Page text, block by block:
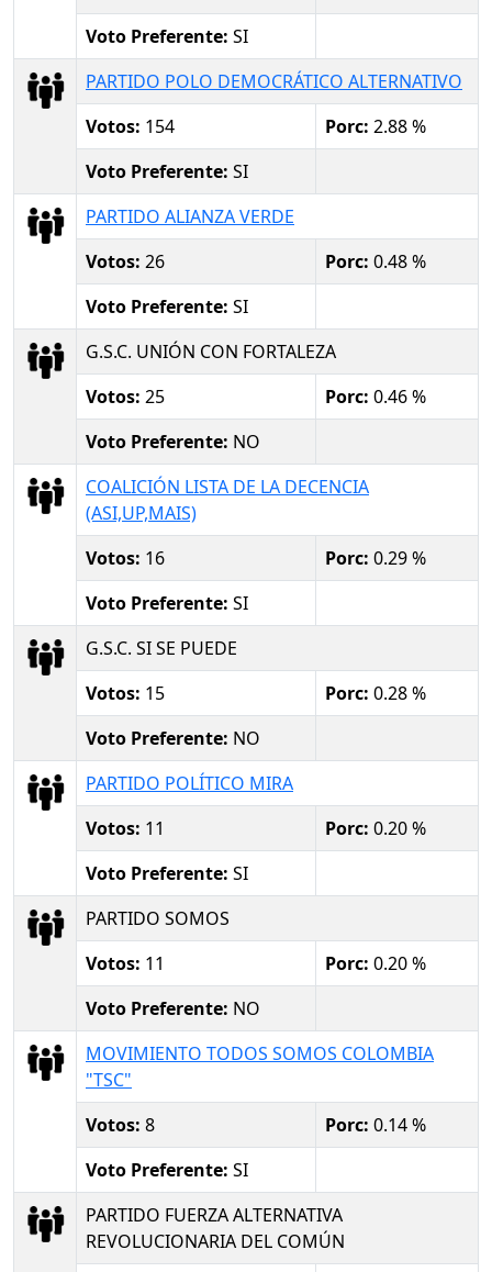
Voto Preferente: SI
PARTIDO POLO DEMOCRÁTICO ALTERNATIVO
Votos: 154 Porc: 2.88 %
Voto Preferente: SI
PARTIDO ALIANZA VERDE
Votos: 26 Porc: 0.48 %
Voto Preferente: SI
G.S.C. UNIÓN CON FORTALEZA
Votos: 25 Porc: 0.46 %
Voto Preferente: NO
COALICIÓN LISTA DE LA DECENCIA
(ASI,UP,MAIS)
Votos: 16 Porc: 0.29 %
Voto Preferente: SI
G.S.C. SI SE PUEDE
Votos: 15 Porc: 0.28 %
Voto Preferente: NO
PARTIDO POLÍTICO MIRA
Votos: 11 Porc: 0.20 %
Voto Preferente: SI
PARTIDO SOMOS
Votos: 11 Porc: 0.20 %
Voto Preferente: NO
MOVIMIENTO TODOS SOMOS COLOMBIA
"TSC"
Votos: 8 Porc: 0.14 %
Voto Preferente: SI
PARTIDO FUERZA ALTERNATIVA
REVOLUCIONARIA DEL COMÚN